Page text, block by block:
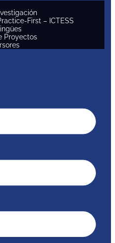
First – ICTESS
Proyectos